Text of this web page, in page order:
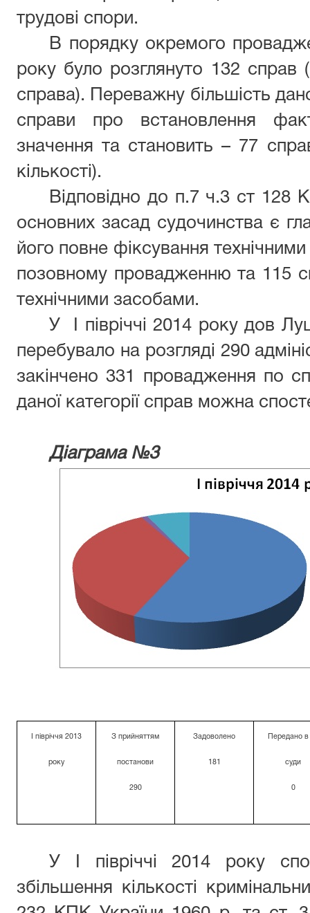
трудові спори.
В порядку окремого
року було розглянуто 132 справ
справа). Переважну більшість
справи про встановлення
значення та становить – 77
кількості).
Відповідно до п.7 ч.3 ст 128
основних засад судочинства є
його повне фіксування
позовному провадженню та 115
технічними засобами.
У І півріччі 2014 року дов
перебувало на розгляді 290
закінчено 331 провадження по
даної категорії справ можна
Діаграма №3
І півріччя 2013
року
З прийняттям
постанови
290
Задоволено
181
Передано в
суди
0
У І півріччі 2014 року
збільшення кількості